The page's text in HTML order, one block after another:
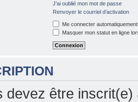
J’ai oublié mon mot de passe
Renvoyer le courriel d’activation
Me connecter
Masquer mon statut en ligne
devez être